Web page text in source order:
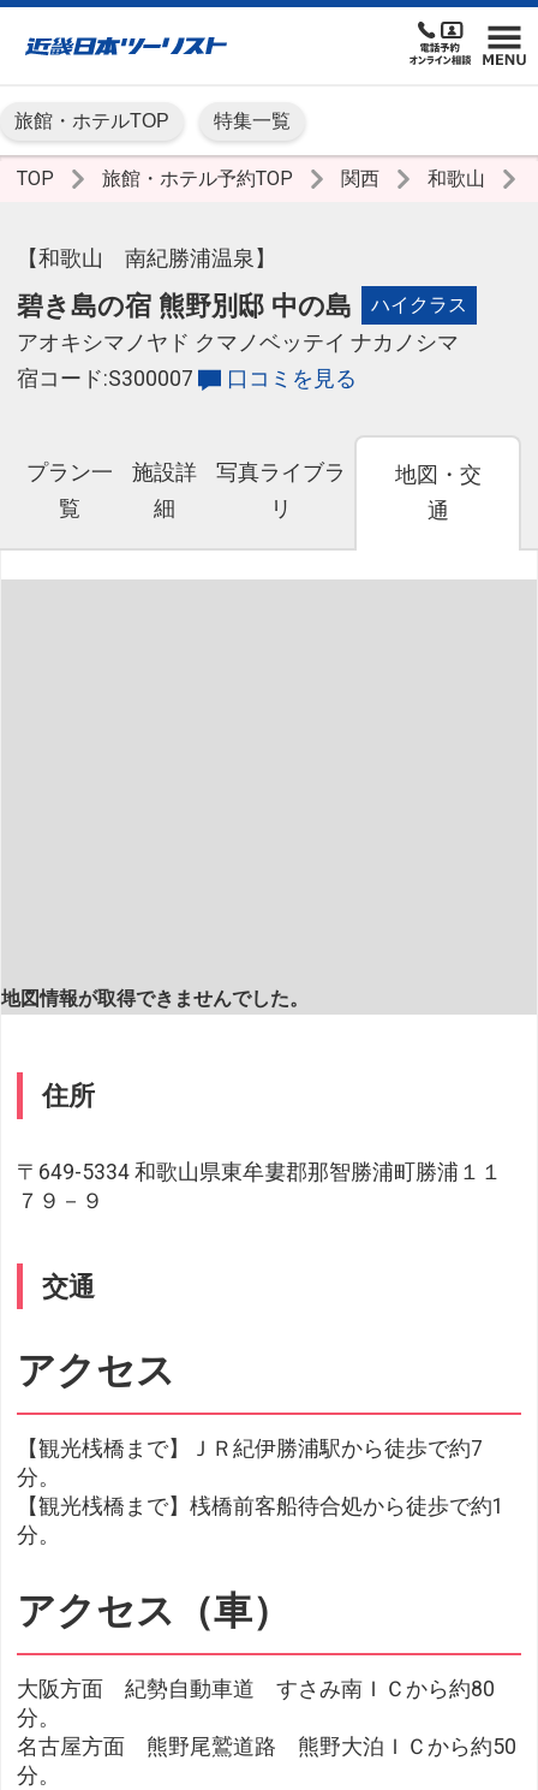
旅館・ホテルTOP 特集一覧
TOP 旅館・ホテル予約TOP 関西 和歌山
【和歌山 南紀勝浦温泉】
碧き島の宿 熊野別邸 中の島 ハイクラス
アオキシマノヤド クマノベッテイ ナカノシマ
宿コード:S300007
口コミを見る
プラン一
覧
施設詳
細
写真ライブラ
リ
地図・交
通
地図情報が取得できませんでした。
住所
〒649-5334 和歌山県東牟婁郡那智勝浦町勝浦１１
７９－９
交通
アクセス
【観光桟橋まで】ＪＲ紀伊勝浦駅から徒歩で約7
分。
【観光桟橋まで】桟橋前客船待合処から徒歩で約1
分。
アクセス（車）
大阪方面 紀勢自動車道 すさみ南ＩＣから約80
分。
名古屋方面 熊野尾鷲道路 熊野大泊ＩＣから約50
分。